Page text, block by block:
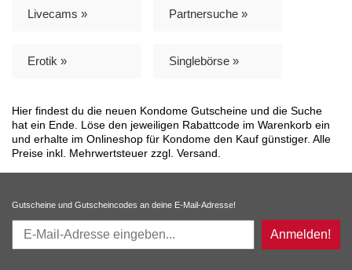
Livecams » Partnersuche »
Erotik » Singlebörse »
Hier findest du die neuen Kondome Gutscheine und die Suche
hat ein Ende. Löse den jeweiligen Rabattcode im Warenkorb ein
und erhalte im Onlineshop für Kondome den Kauf günstiger. Alle
Preise inkl. Mehrwertsteuer zzgl. Versand.
Gutscheine und Gutscheincodes an deine E-Mail-Adresse!
Anmelden!